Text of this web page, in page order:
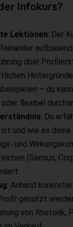
Infokurs?
Lektionen: Der
über
– du
flexibel
: Du
und wie es
und
(Sensus,
: Anhand
genutzt
von Rhetorik,